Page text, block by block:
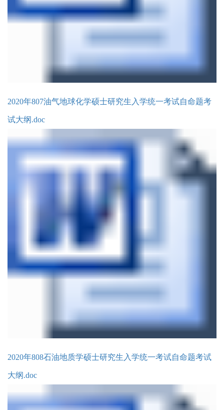
2020年807油气地球化学硕士研究生入学统一考试自命题考
试大纲.doc
2020年808石油地质学硕士研究生入学统一考试自命题考试
大纲.doc